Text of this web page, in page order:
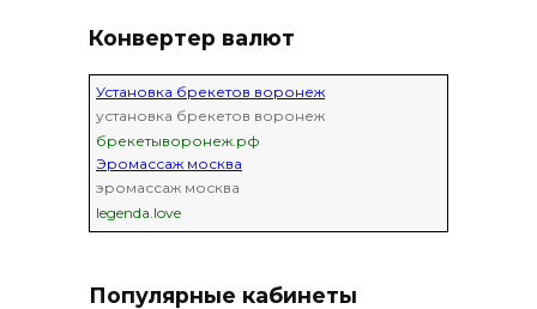
Конвертер валют
Установка брекетов воронеж
установка брекетов воронеж
брекетыворонеж.рф
Эромассаж москва
эромассаж москва
legenda.love
Популярные кабинеты